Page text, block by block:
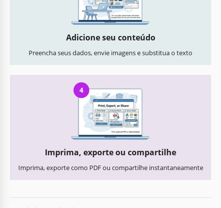
Adicione seu conteúdo
Preencha seus dados, envie imagens e substitua o texto
4
Imprima, exporte ou compartilhe
Imprima, exporte como PDF ou compartilhe instantaneamente